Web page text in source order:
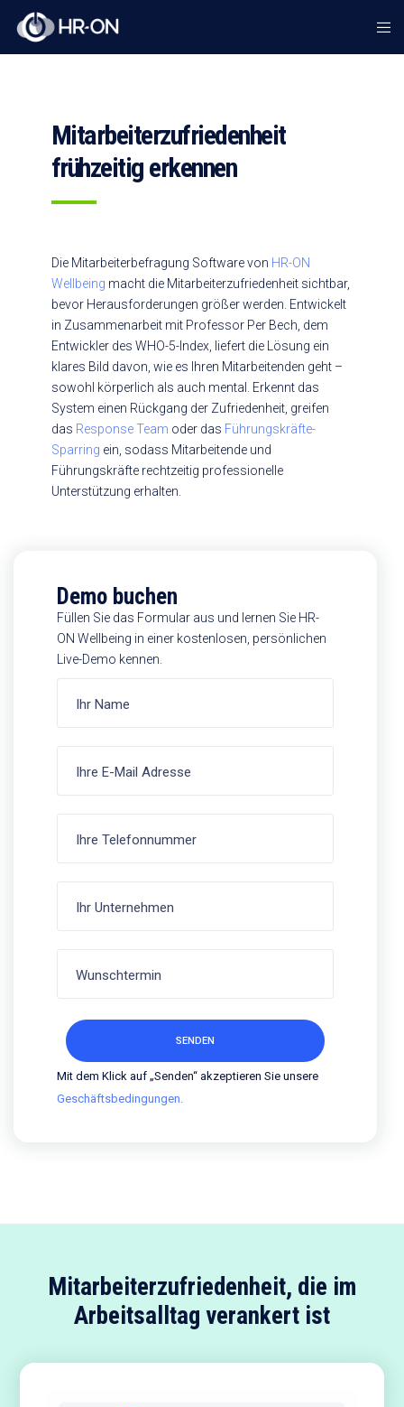
Mitarbeiterzufriedenheit
frühzeitig erkennen
Die Mitarbeiterbefragung Software von HR-ON
Wellbeing macht die Mitarbeiterzufriedenheit sichtbar,
bevor Herausforderungen größer werden. Entwickelt
in Zusammenarbeit mit Professor Per Bech, dem
Entwickler des WHO-5-Index, liefert die Lösung ein
klares Bild davon, wie es Ihren Mitarbeitenden geht –
sowohl körperlich als auch mental. Erkennt das
System einen Rückgang der Zufriedenheit, greifen
das Response Team oder das Führungskräfte-
Sparring ein, sodass Mitarbeitende und
Führungskräfte rechtzeitig professionelle
Unterstützung erhalten.
Demo buchen
Füllen Sie das Formular aus und lernen Sie HR-
ON Wellbeing in einer kostenlosen, persönlichen
Live-Demo kennen.
Mit dem Klick auf „Senden“ akzeptieren Sie unsere
Geschäftsbedingungen.
Mitarbeiterzufriedenheit, die im
Arbeitsalltag verankert ist